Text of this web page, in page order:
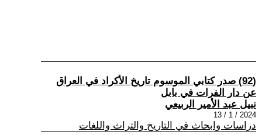
(92) صدر كتابي الموسوم تاريخ الأكراد في العراق
عن دار الفرات في بابل
نبيل عبد الأمير الربيعي
2024 / 1 / 13
دراسات وابحاث في التاريخ والتراث واللغات